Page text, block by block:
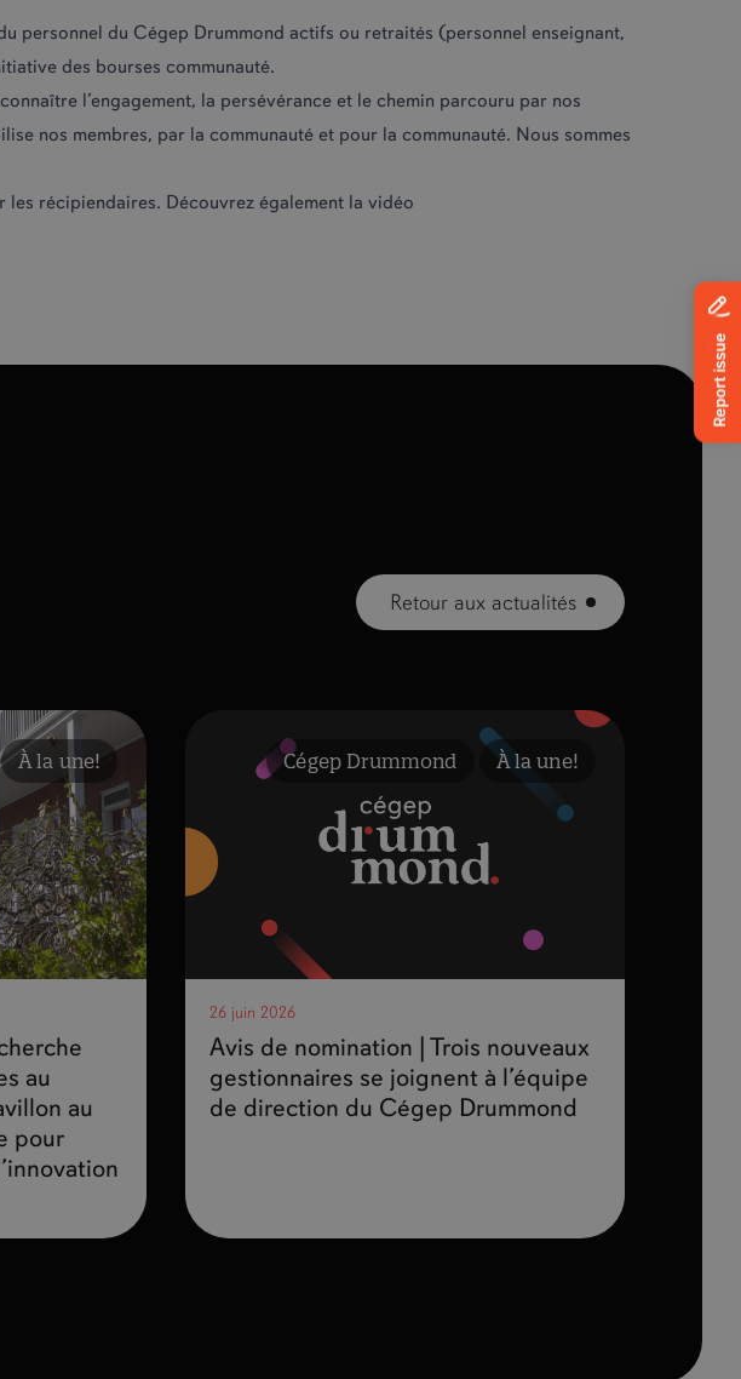
personnel du Cégep Drummond actifs ou retraités (personnel enseignant,
des bourses communauté.
l’engagement, la persévérance et le chemin parcouru par nos
nos membres, par la communauté et pour la communauté. Nous sommes
les récipiendaires. Découvrez également la vidéo
Retour aux actualités
À la une!
au
au
pour
Cégep Drummond À la une!
26 juin 2026
Avis de nomination | Trois nouveaux
gestionnaires se joignent à l’équipe
de direction du Cégep Drummond